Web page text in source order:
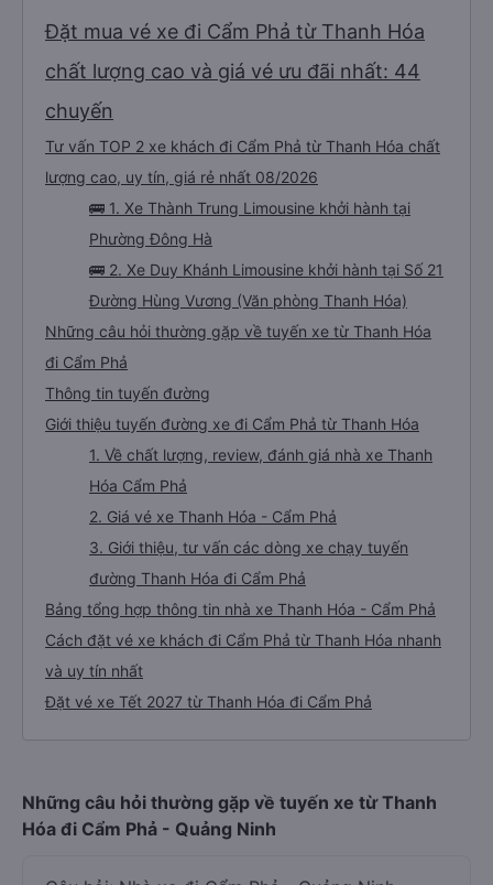
Đặt mua vé xe đi Cẩm Phả từ Thanh Hóa
chất lượng cao và giá vé ưu đãi nhất: 44
chuyến
Tư vấn TOP 2 xe khách đi Cẩm Phả từ Thanh Hóa chất
lượng cao, uy tín, giá rẻ nhất 08/2026
🚌 1. Xe Thành Trung Limousine khởi hành tại
Phường Đông Hà
🚌 2. Xe Duy Khánh Limousine khởi hành tại Số 21
Đường Hùng Vương (Văn phòng Thanh Hóa)
Những câu hỏi thường gặp về tuyến xe từ Thanh Hóa
đi Cẩm Phả
Thông tin tuyến đường
Giới thiệu tuyến đường xe đi Cẩm Phả từ Thanh Hóa
1. Về chất lượng, review, đánh giá nhà xe Thanh
Hóa Cẩm Phả
2. Giá vé xe Thanh Hóa - Cẩm Phả
3. Giới thiệu, tư vấn các dòng xe chạy tuyến
đường Thanh Hóa đi Cẩm Phả
Bảng tổng hợp thông tin nhà xe Thanh Hóa - Cẩm Phả
Cách đặt vé xe khách đi Cẩm Phả từ Thanh Hóa nhanh
và uy tín nhất
Đặt vé xe Tết 2027 từ Thanh Hóa đi Cẩm Phả
Những câu hỏi thường gặp về tuyến xe từ Thanh
Hóa đi Cẩm Phả - Quảng Ninh